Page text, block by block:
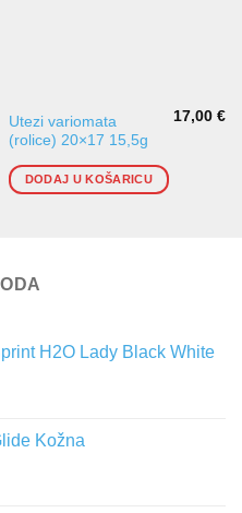
Utezi variomata
(rolice) 20×17 15,5g
17,00€
DODAJ U KOŠARICU
H2O Lady Black White
Kožna